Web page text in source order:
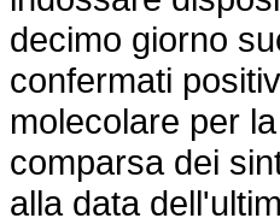
decimo giorno
confermati
molecolare per
comparsa dei
alla data